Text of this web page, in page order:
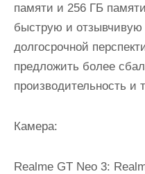
памяти и 256 ГБ
быструю и
долгосрочной
предложить более
производительность и
Камера:
Realme GT Neo 3: